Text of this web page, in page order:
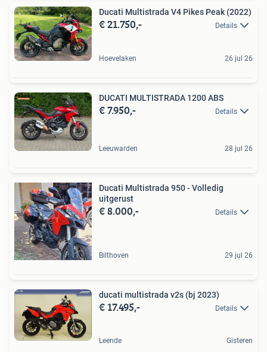
Ducati Multistrada V4 Pikes Peak (2022)
€ 21.750,- Details
Hoevelaken 26 jul 26
DUCATI MULTISTRADA 1200 ABS
€ 7.950,- Details
Leeuwarden 28 jul 26
Ducati Multistrada 950 - Volledig
uitgerust
€ 8.000,- Details
Bilthoven 29 jul 26
ducati multistrada v2s (bj 2023)
€ 17.495,- Details
Leende Gisteren